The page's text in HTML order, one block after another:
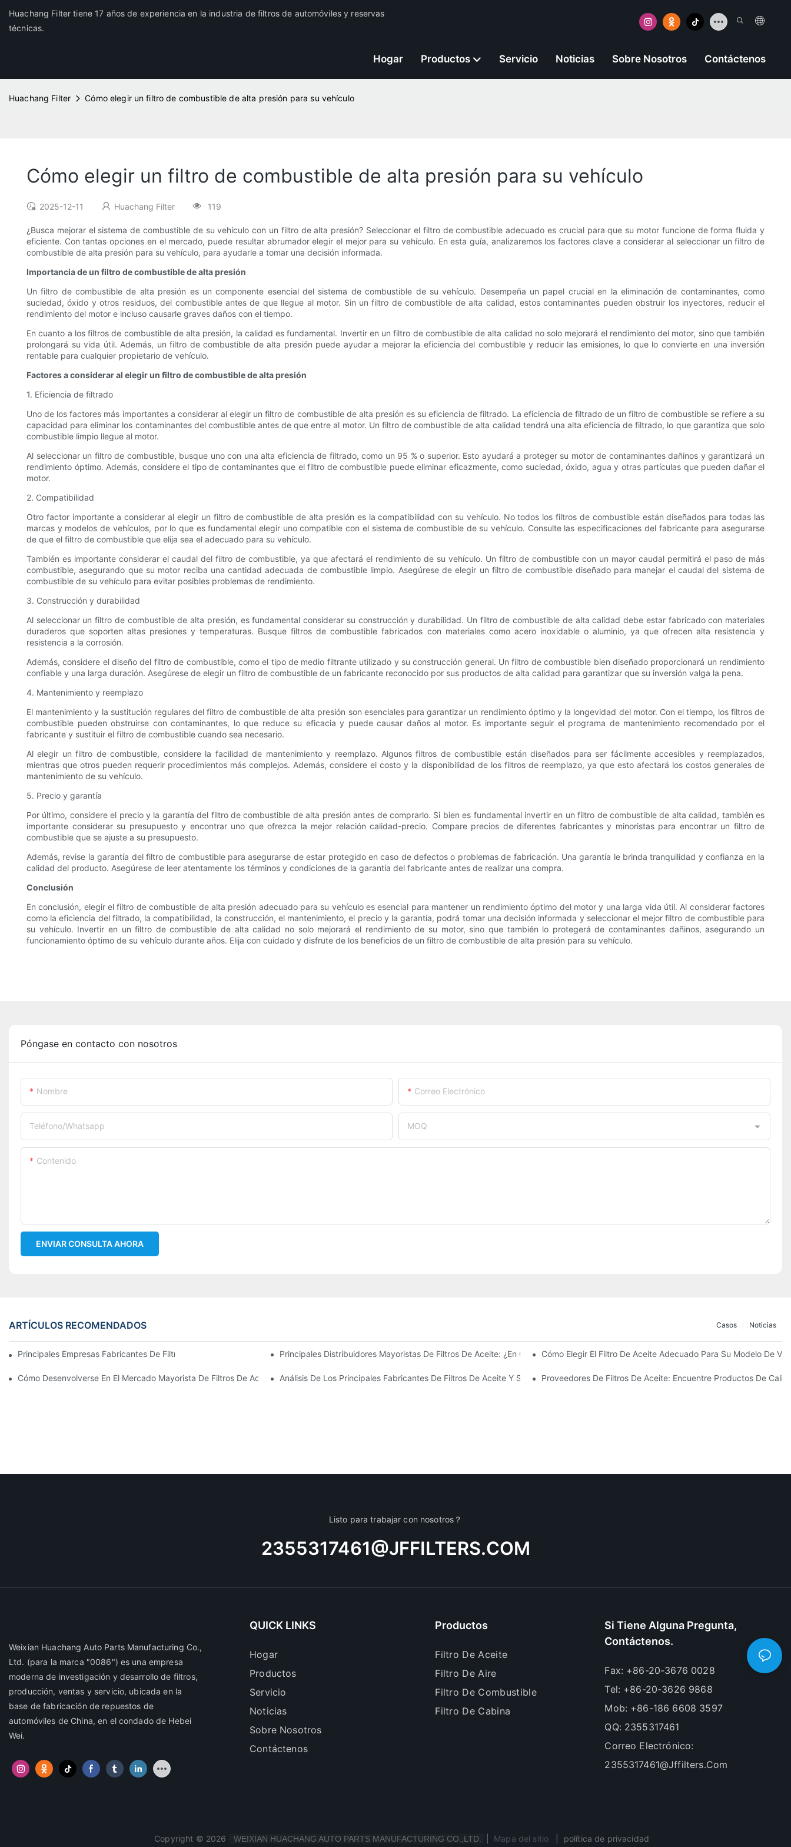
Huachang Filter tiene 17 años de experiencia en la industria de filtros de automóviles y reservas
técnicas.
Hogar Productos Servicio Noticias Sobre Nosotros Contáctenos
Huachang Filter Cómo elegir un filtro de combustible de alta presión para su vehículo
Cómo elegir un filtro de combustible de alta presión para su vehículo
2025-12-11 Huachang Filter 119
¿Busca mejorar el sistema de combustible de su vehículo con un filtro de alta presión? Seleccionar el filtro de combustible adecuado es crucial para que su motor funcione de forma fluida y
eficiente. Con tantas opciones en el mercado, puede resultar abrumador elegir el mejor para su vehículo. En esta guía, analizaremos los factores clave a considerar al seleccionar un filtro de
combustible de alta presión para su vehículo, para ayudarle a tomar una decisión informada.
Importancia de un filtro de combustible de alta presión
Un filtro de combustible de alta presión es un componente esencial del sistema de combustible de su vehículo. Desempeña un papel crucial en la eliminación de contaminantes, como
suciedad, óxido y otros residuos, del combustible antes de que llegue al motor. Sin un filtro de combustible de alta calidad, estos contaminantes pueden obstruir los inyectores, reducir el
rendimiento del motor e incluso causarle graves daños con el tiempo.
En cuanto a los filtros de combustible de alta presión, la calidad es fundamental. Invertir en un filtro de combustible de alta calidad no solo mejorará el rendimiento del motor, sino que también
prolongará su vida útil. Además, un filtro de combustible de alta presión puede ayudar a mejorar la eficiencia del combustible y reducir las emisiones, lo que lo convierte en una inversión
rentable para cualquier propietario de vehículo.
Factores a considerar al elegir un filtro de combustible de alta presión
1. Eficiencia de filtrado
Uno de los factores más importantes a considerar al elegir un filtro de combustible de alta presión es su eficiencia de filtrado. La eficiencia de filtrado de un filtro de combustible se refiere a su
capacidad para eliminar los contaminantes del combustible antes de que entre al motor. Un filtro de combustible de alta calidad tendrá una alta eficiencia de filtrado, lo que garantiza que solo
combustible limpio llegue al motor.
Al seleccionar un filtro de combustible, busque uno con una alta eficiencia de filtrado, como un 95 % o superior. Esto ayudará a proteger su motor de contaminantes dañinos y garantizará un
rendimiento óptimo. Además, considere el tipo de contaminantes que el filtro de combustible puede eliminar eficazmente, como suciedad, óxido, agua y otras partículas que pueden dañar el
motor.
2. Compatibilidad
Otro factor importante a considerar al elegir un filtro de combustible de alta presión es la compatibilidad con su vehículo. No todos los filtros de combustible están diseñados para todas las
marcas y modelos de vehículos, por lo que es fundamental elegir uno compatible con el sistema de combustible de su vehículo. Consulte las especificaciones del fabricante para asegurarse
de que el filtro de combustible que elija sea el adecuado para su vehículo.
También es importante considerar el caudal del filtro de combustible, ya que afectará el rendimiento de su vehículo. Un filtro de combustible con un mayor caudal permitirá el paso de más
combustible, asegurando que su motor reciba una cantidad adecuada de combustible limpio. Asegúrese de elegir un filtro de combustible diseñado para manejar el caudal del sistema de
combustible de su vehículo para evitar posibles problemas de rendimiento.
3. Construcción y durabilidad
Al seleccionar un filtro de combustible de alta presión, es fundamental considerar su construcción y durabilidad. Un filtro de combustible de alta calidad debe estar fabricado con materiales
duraderos que soporten altas presiones y temperaturas. Busque filtros de combustible fabricados con materiales como acero inoxidable o aluminio, ya que ofrecen alta resistencia y
resistencia a la corrosión.
Además, considere el diseño del filtro de combustible, como el tipo de medio filtrante utilizado y su construcción general. Un filtro de combustible bien diseñado proporcionará un rendimiento
confiable y una larga duración. Asegúrese de elegir un filtro de combustible de un fabricante reconocido por sus productos de alta calidad para garantizar que su inversión valga la pena.
4. Mantenimiento y reemplazo
El mantenimiento y la sustitución regulares del filtro de combustible de alta presión son esenciales para garantizar un rendimiento óptimo y la longevidad del motor. Con el tiempo, los filtros de
combustible pueden obstruirse con contaminantes, lo que reduce su eficacia y puede causar daños al motor. Es importante seguir el programa de mantenimiento recomendado por el
fabricante y sustituir el filtro de combustible cuando sea necesario.
Al elegir un filtro de combustible, considere la facilidad de mantenimiento y reemplazo. Algunos filtros de combustible están diseñados para ser fácilmente accesibles y reemplazados,
mientras que otros pueden requerir procedimientos más complejos. Además, considere el costo y la disponibilidad de los filtros de reemplazo, ya que esto afectará los costos generales de
mantenimiento de su vehículo.
5. Precio y garantía
Por último, considere el precio y la garantía del filtro de combustible de alta presión antes de comprarlo. Si bien es fundamental invertir en un filtro de combustible de alta calidad, también es
importante considerar su presupuesto y encontrar uno que ofrezca la mejor relación calidad-precio. Compare precios de diferentes fabricantes y minoristas para encontrar un filtro de
combustible que se ajuste a su presupuesto.
Además, revise la garantía del filtro de combustible para asegurarse de estar protegido en caso de defectos o problemas de fabricación. Una garantía le brinda tranquilidad y confianza en la
calidad del producto. Asegúrese de leer atentamente los términos y condiciones de la garantía del fabricante antes de realizar una compra.
Conclusión
En conclusión, elegir el filtro de combustible de alta presión adecuado para su vehículo es esencial para mantener un rendimiento óptimo del motor y una larga vida útil. Al considerar factores
como la eficiencia del filtrado, la compatibilidad, la construcción, el mantenimiento, el precio y la garantía, podrá tomar una decisión informada y seleccionar el mejor filtro de combustible para
su vehículo. Invertir en un filtro de combustible de alta calidad no solo mejorará el rendimiento de su motor, sino que también lo protegerá de contaminantes dañinos, asegurando un
funcionamiento óptimo de su vehículo durante años. Elija con cuidado y disfrute de los beneficios de un filtro de combustible de alta presión para su vehículo.
Póngase en contacto con nosotros
Nombre Correo Electrónico
Teléfono/whatsapp MOQ
Contenido
ENVIAR CONSULTA AHORA
ARTÍCULOS RECOMENDADOS Noticias
Casos
Principales Empresas Fabricantes De Filtros De Aceite: Una Visión General CompletaPrincipales Distribuidores Mayoristas De Filtros De Aceite: ¿En Quién Confiar?Cómo Elegir El Filtro De Aceite Adecuado Para Su Modelo De
Cómo Desenvolverse En El Mercado Mayorista De Filtros De Aceite: Consejos Y TrucosAnálisis De Los Principales Fabricantes De Filtros De Aceite Y Sus InnovacionesProveedores De Filtros De Aceite: Encuentre Productos De
Listo para trabajar con nosotros？
2355317461@JFFILTERS.COM
Weixian Huachang Auto Parts Manufacturing Co.,
Ltd. (para la marca "0086") es una empresa
moderna de investigación y desarrollo de filtros,
producción, ventas y servicio, ubicada en la
base de fabricación de repuestos de
automóviles de China, en el condado de Hebei
Wei.
QUICK LINKS
Hogar
Productos
Servicio
Noticias
Sobre Nosotros
Contáctenos
Productos
Filtro De Aceite
Filtro De Aire
Filtro De Combustible
Filtro De Cabina
Si Tiene Alguna Pregunta,
Contáctenos.
Fax: +86-20-3676 0028
Tel: +86-20-3626 9868
Mob: +86-186 6608 3597
QQ: 2355317461
Correo Electrónico:
2355317461@jffilters.com
Copyright © 2026 WEIXIAN HUACHANG AUTO PARTS MANUFACTURING CO.,LTD. Mapa del sitio política de privacidad